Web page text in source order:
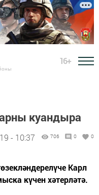
16+
куандыра
- 10:37 706 0 0
Карл
күчен хәтерләтә.